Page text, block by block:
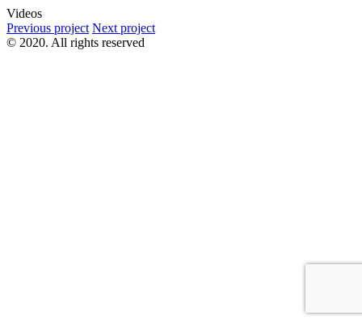
Videos
Previous project Next project
© 2020. All rights reserved